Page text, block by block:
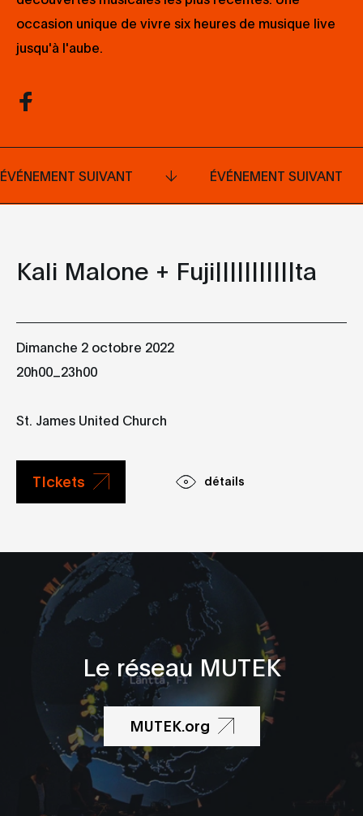
occasion unique de vivre six heures de musique live
jusqu'à l'aube.
ÉVÉNEMENT SUIVANT ÉVÉNEMENT SUIVANT
Kali Malone + Fuji|||||||||||ta
Dimanche 2 octobre 2022
20h00 23h00
St. James United Church
TIckets détails
Le réseau MUTEK
MUTEK.org